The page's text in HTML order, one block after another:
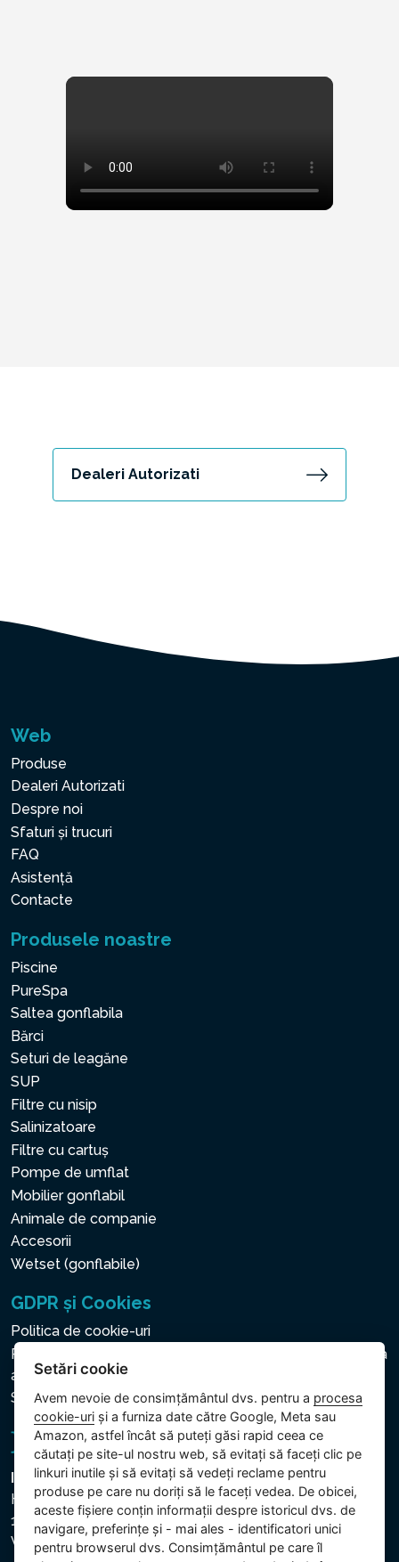
Dealeri Autorizati
Web
Produse
Dealeri Autorizati
Despre noi
Sfaturi și trucuri
FAQ
Asistență
Contacte
Produsele noastre
Piscine
PureSpa
Saltea gonflabila
Bărci
Seturi de leagăne
SUP
Filtre cu nisip
Salinizatoare
Filtre cu cartuș
Pompe de umflat
Mobilier gonflabil
Animale de companie
Accesorii
Wetset (gonflabile)
GDPR și Cookies
Politica de cookie-uri
Politica privind protecția datelor cu caracter personal și a
altor date prelucrate
Setări cookie
Intex Trading, s.r.o.
Hradecká 2526/3
130 00 Praha 3
Vinohrady - Česká republika
Setări cookie
Avem nevoie de consimțământul dvs. pentru a procesa
cookie-uri și a furniza date către Google, Meta sau
Amazon, astfel încât să puteți găsi rapid ceea ce
căutați pe site-ul nostru web, să evitați să faceți clic pe
linkuri inutile și să evitați să vedeți reclame pentru
produse pe care nu doriți să le faceți vedea. De obicei,
aceste fișiere conțin informații despre istoricul dvs. de
navigare, preferințe și - mai ales - identificatori unici
pentru browserul dvs. Consimțământul pe care îl